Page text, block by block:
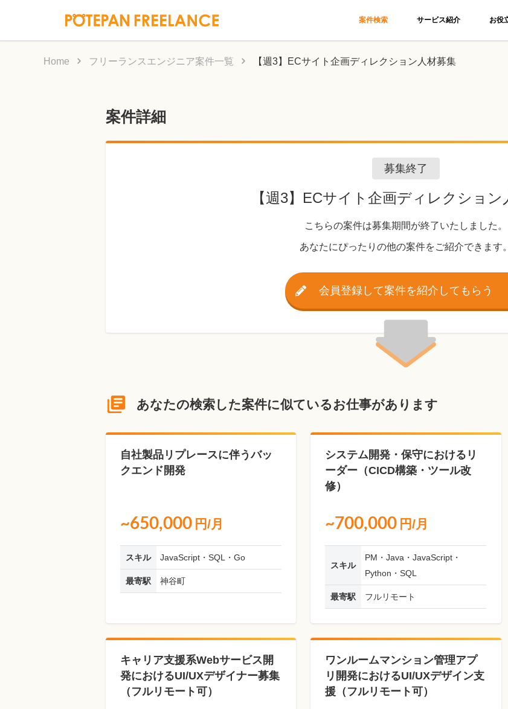
案件検索 サービス紹介 お役
Home フリーランスエンジニア案件一覧 【週3】ECサイト企画ディレクション人材募集
案件詳細
募集終了
【週3】ECサイト企画ディレクション
こちらの案件は募集期間が終了いたしました。
あなたにぴったりの他の案件をご紹介できます。
会員登録して案件を紹介してもらう
あなたの検索した案件に似ているお仕事があります
自社製品リプレースに伴うバッ
クエンド開発
~650,000 円/月
スキル JavaScript・SQL・Go
最寄駅 神谷町
システム開発・保守におけるリ
ーダー（CICD構築・ツール改
修）
~700,000 円/月
スキル
PM・Java・JavaScript・
Python・SQL
最寄駅 フルリモート
キャリア支援系Webサービス開
発におけるUI/UXデザイナー募集
（フルリモート可）
ワンルームマンション管理アプ
リ開発におけるUI/UXデザイン支
援（フルリモート可）